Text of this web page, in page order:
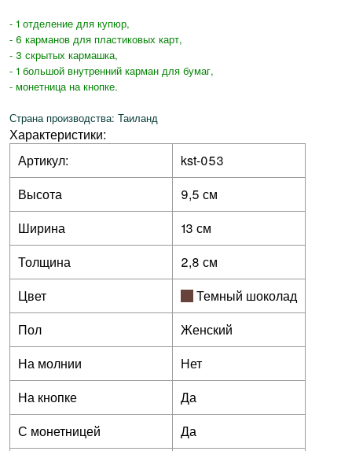
- 1 отделение для купюр,
- 6 карманов для пластиковых карт,
- 3 скрытых кармашка,
- 1 большой внутренний карман для бумаг,
- монетница на кнопке.
Страна производства: Таиланд
Характеристики:
Артикул:
kst-053
Высота
9,5 см
Ширина
13 см
Толщина
2,8 см
Цвет
Темный шоколад
Пол
Женский
На молнии
Нет
На кнопке
Да
С монетницей
Да